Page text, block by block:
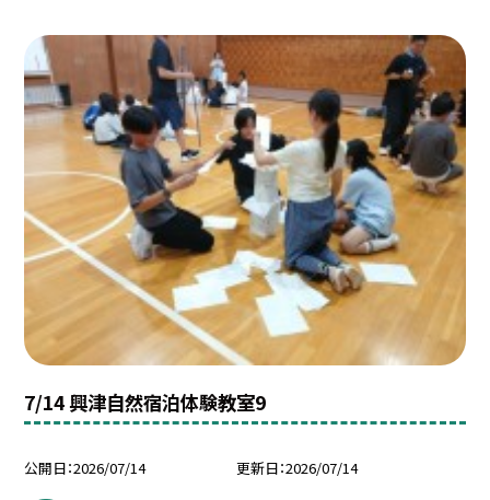
7/14 興津自然宿泊体験教室9
公開日 2026/07/14 更新日 2026/07/14